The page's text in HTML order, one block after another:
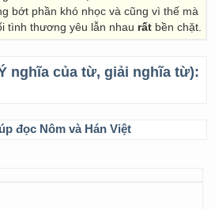
bớt phần khó nhọc và cũng vì thế mà
tình thương yêu lẫn nhau rất bền chặt.
nghĩa của từ, giải nghĩa từ):
đọc Nôm và Hán Việt